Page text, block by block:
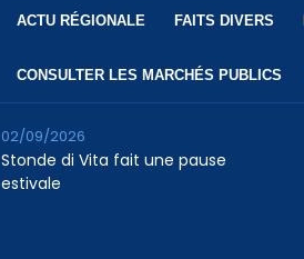
ACTU RÉGIONALE FAITS DIVERS
CONSULTER LES MARCHÉS PUBLICS
Stonde di Vita fait une pause
estivale
02/09/2026